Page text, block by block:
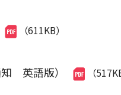
（611KB）
英語版） （